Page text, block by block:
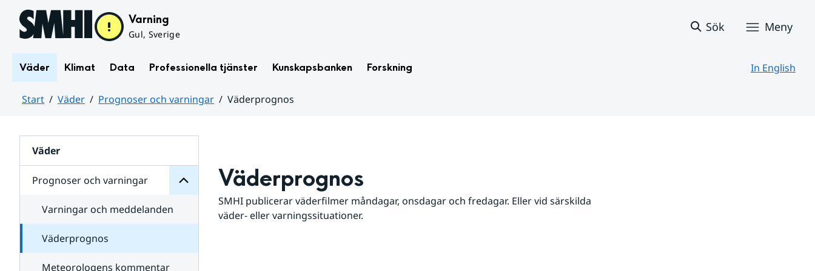
Hoppa till sidans innehåll Varning
Gul, Sverige
Sök Meny
Väder Klimat Data Professionella tjänster Kunskapsbanken Forskning In English
Start Väder Prognoser och varningar
Väderprognos
Väder
Prognoser och varningar
för
varningar
Varningar och meddelanden
Väderprognos
Meteorologens kommentar
Väderprognos
SMHI publicerar väderfilmer måndagar, onsdagar och fredagar. Eller vid särskilda
väder- eller varningssituationer.